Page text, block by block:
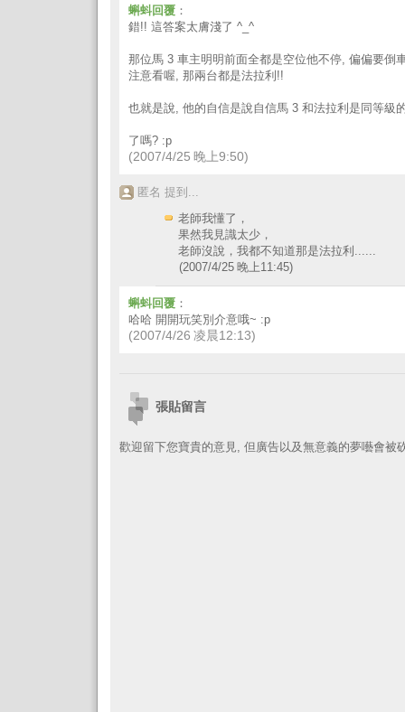
蝌蚪回覆：
錯!! 這答案太膚淺了 ^_^
那位馬 3 車主明明前面全都是空位他不停, 偏偏要倒
注意看喔, 那兩台都是法拉利!!
也就是說, 他的自信是說自信馬 3 和法拉利是同等級
了嗎? :p
(2007/4/25 晚上9:50)
匿名 提到...
老師我懂了，
果然我見識太少，
老師沒說，我都不知道那是法拉利......
(2007/4/25 晚上11:45)
蝌蚪回覆：
哈哈 開開玩笑別介意哦~ :p
(2007/4/26 凌晨12:13)
張貼留言
歡迎留下您寶貴的意見, 但廣告以及無意義的夢囈會被